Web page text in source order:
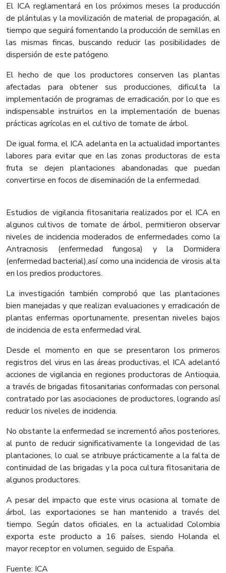
El ICA reglamentará en los próximos meses la producción
de plántulas y la movilización de material de propagación, al
tiempo que seguirá fomentando la producción de semillas en
las mismas fincas, buscando reducir las posibilidades de
dispersión de este patógeno.
El hecho de que los productores conserven las plantas
afectadas para obtener sus producciones, dificulta la
implementación de programas de erradicación, por lo que es
indispensable instruirlos en la implementación de buenas
prácticas agrícolas en el cultivo de tomate de árbol.
De igual forma, el ICA adelanta en la actualidad importantes
labores para evitar que en las zonas productoras de esta
fruta se dejen plantaciones abandonadas que puedan
convertirse en focos de diseminación de la enfermedad.
Estudios de vigilancia fitosanitaria realizados por el ICA en
algunos cultivos de tomate de árbol, permitieron observar
niveles de incidencia moderados de enfermedades como la
Antracnosis (enfermedad fungosa) y la Dormidera
(enfermedad bacterial),así como una incidencia de virosis alta
en los predios productores.
La investigación también comprobó que las plantaciones
bien manejadas y que realizan evaluaciones y erradicación de
plantas enfermas oportunamente, presentan niveles bajos
de incidencia de esta enfermedad viral.
Desde el momento en que se presentaron los primeros
registros del virus en las áreas productivas, el ICA adelantó
acciones de vigilancia en regiones productoras de Antioquia,
a través de brigadas fitosanitarias conformadas con personal
contratado por las asociaciones de productores, logrando así
reducir los niveles de incidencia.
No obstante la enfermedad se incrementó años posteriores,
al punto de reducir significativamente la longevidad de las
plantaciones, lo cual se atribuye prácticamente a la falta de
continuidad de las brigadas y la poca cultura fitosanitaria de
algunos productores.
A pesar del impacto que este virus ocasiona al tomate de
árbol, las exportaciones se han mantenido a través del
tiempo. Según datos oficiales, en la actualidad Colombia
exporta este producto a 16 países, siendo Holanda el
mayor receptor en volumen, seguido de España.
Fuente: ICA